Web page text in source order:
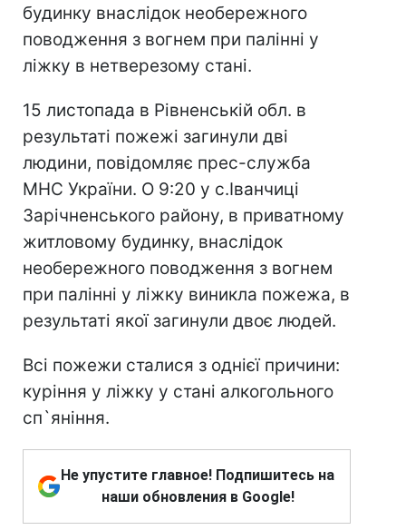
будинку внаслідок необережного
поводження з вогнем при палінні у
ліжку в нетверезому стані.
15 листопада в Рівненській обл. в
результаті пожежі загинули дві
людини, повідомляє прес-служба
МНС України. О 9:20 у с.Іванчиці
Зарічненського району, в приватному
житловому будинку, внаслідок
необережного поводження з вогнем
при палінні у ліжку виникла пожежа, в
результаті якої загинули двоє людей.
Всі пожежи сталися з однієї причини:
куріння у ліжку у стані алкогольного
сп`яніння.
Не упустите главное! Подпишитесь на
наши обновления в Google!